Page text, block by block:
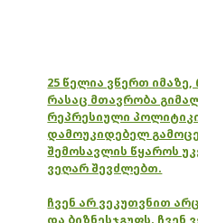
25 წელია ვწერთ იმაზე,
რასაც მთავრობა
რეპრესიული
დამოუკიდებელ
შემოსავლის წყაროს
ვეღარ შევძლებთ.
ჩვენ არ ვეკუთვნით
და ბიზნესჯგუფს. ჩვენ